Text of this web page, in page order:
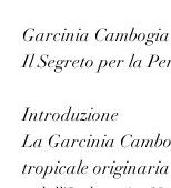
Garcinia
Il Segreto per la
Introduzione
La Garcinia
tropicale